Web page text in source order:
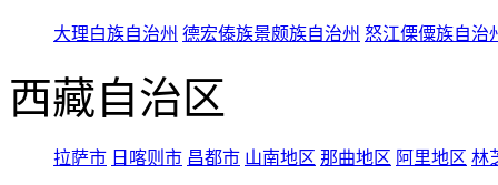
大理白族自治州 德宏傣族景颇族自治州 怒江傈僳族自治
西藏自治区
拉萨市 日喀则市 昌都市 山南地区 那曲地区 阿里地区 林